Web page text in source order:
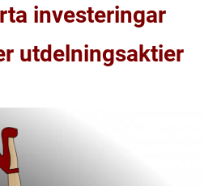
investeringar
utdelningsaktier